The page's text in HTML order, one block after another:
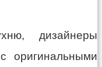
дизайнеры
оригинальными